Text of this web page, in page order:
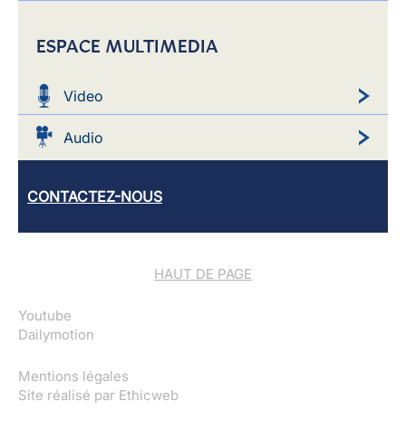
ESPACE MULTIMEDIA
Video
Audio
CONTACTEZ-NOUS
HAUT DE PAGE
Youtube
Dailymotion
Mentions légales
Site réalisé par Ethicweb